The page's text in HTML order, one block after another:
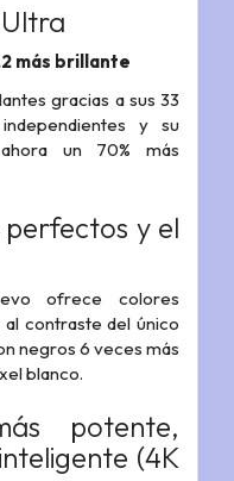
más brillante
gracias a sus 33
y su
un 70% más
y el
ofrece colores
contraste del único
negros 6 veces más
blanco.
potente,
(4K